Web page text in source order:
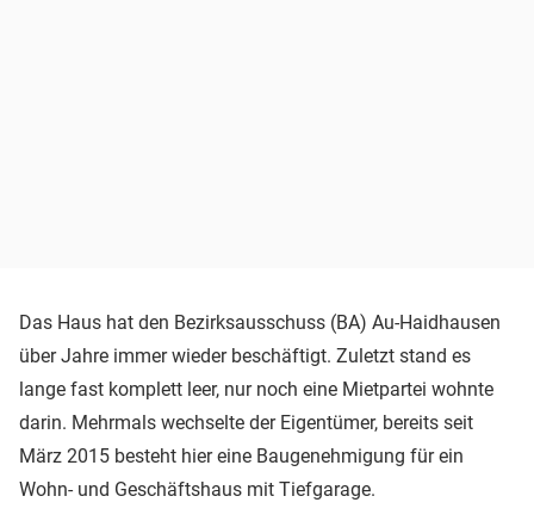
Das Haus hat den Bezirksausschuss (BA) Au-Haidhausen
über Jahre immer wieder beschäftigt. Zuletzt stand es
lange fast komplett leer, nur noch eine Mietpartei wohnte
darin. Mehrmals wechselte der Eigentümer, bereits seit
März 2015 besteht hier eine Baugenehmigung für ein
Wohn- und Geschäftshaus mit Tiefgarage.